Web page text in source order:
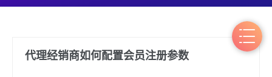
代理经销商如何配置会员注册参数